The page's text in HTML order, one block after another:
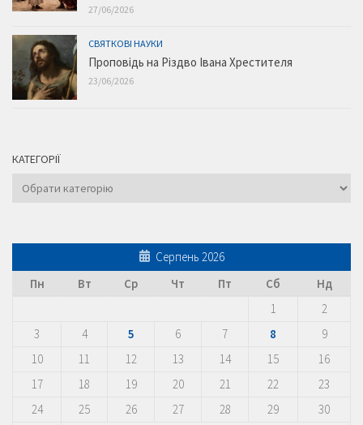
27/06/2026
СВЯТКОВІ НАУКИ
Проповідь на Різдво Івана Хрестителя
23/06/2026
КАТЕГОРІЇ
Категорії
Серпень 2026
Пн
Вт Ср Чт Пт Сб
Нд
1
2
3
4 5 6 7 8
9
10
11 12 13 14 15
16
17
18 19 20 21 22
23
24
25 26 27 28 29
30